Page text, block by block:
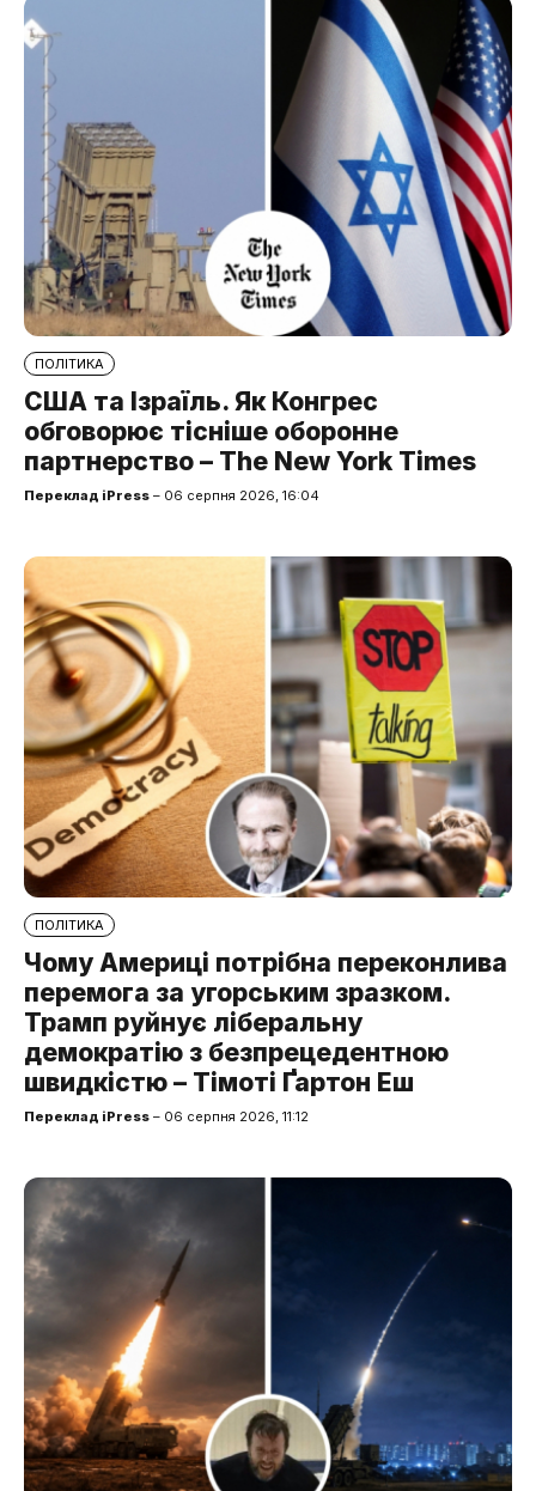
ПОЛІТИКА
США та Ізраїль. Як Конгрес
обговорює тісніше оборонне
партнерство – The New York Times
Переклад iPress – 06 серпня 2026, 16:04
ПОЛІТИКА
Чому Америці потрібна переконлива
перемога за угорським зразком.
Трамп руйнує ліберальну
демократію з безпрецедентною
швидкістю – Тімоті Ґартон Еш
Переклад iPress – 06 серпня 2026, 11:12